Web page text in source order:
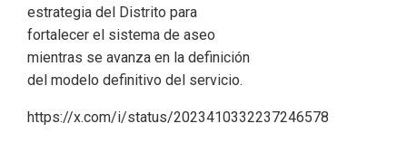
estrategia del Distrito para
fortalecer el sistema de aseo
mientras se avanza en la definición
del modelo definitivo del servicio.
https://x.com/i/status/2023410332237246578